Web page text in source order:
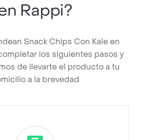
Rappi?
Snack Chips Con Kale en
los siguientes pasos y
de llevarte el producto a tu
a la brevedad